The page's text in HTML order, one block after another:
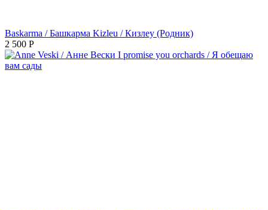
Baskarma / Башкарма Kizleu / Кизлеу (Родник)
2 500 Р